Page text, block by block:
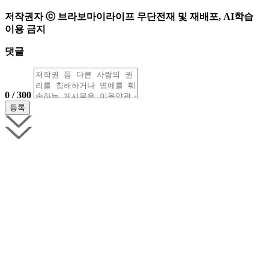
저작권자 ⓒ 브라보마이라이프 무단전재 및 재배포, AI학습
이용 금지
댓글
0 / 300